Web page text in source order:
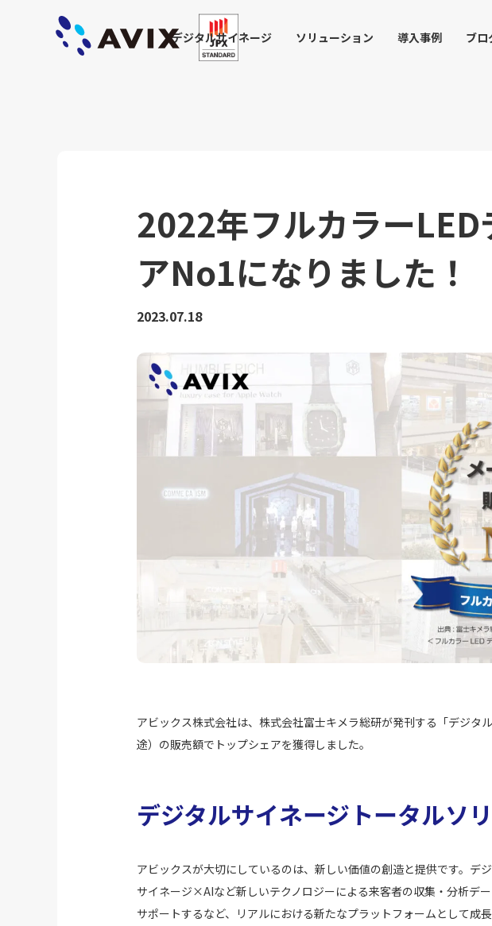
デジタルサイネージ ソリューション 導入事例 ブロ
2022年フルカラーLED
アNo1になりました！
2023.07.18
アビックス株式会社は、株式会社富士キメラ総研が発刊する「デジ
途）の販売額でトップシェアを獲得しました。
デジタルサイネージトータルソ
アビックスが大切にしているのは、新しい価値の創造と提供です。デ
サイネージ×AIなど新しいテクノロジーによる来客者の収集・分析デ
サポートするなど、リアルにおける新たなプラットフォームとして成長